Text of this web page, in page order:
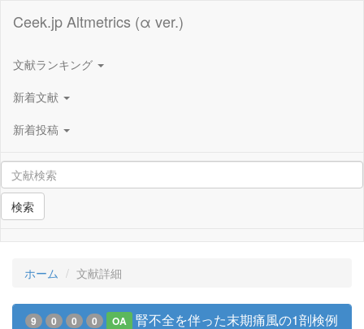
Ceek.jp Altmetrics (α ver.)
文献ランキング
新着文献
新着投稿
検索
ホーム 文献詳細
9 0 0 0 OA 腎不全を伴った末期痛風の1剖検例